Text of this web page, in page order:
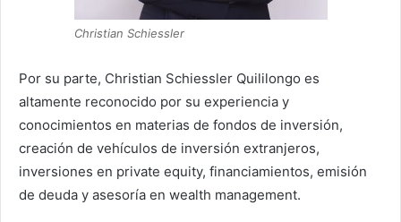
Christian Schiessler
Por su parte, Christian Schiessler Quililongo es
altamente reconocido por su experiencia y
conocimientos en materias de fondos de inversión,
creación de vehículos de inversión extranjeros,
inversiones en private equity, financiamientos, emisión
de deuda y asesoría en wealth management.